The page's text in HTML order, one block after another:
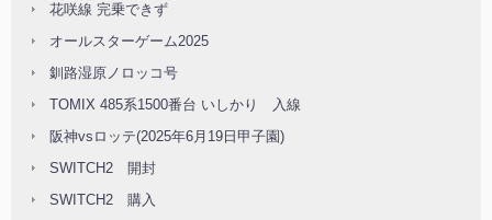
花咲線 完乗できず
オールスターゲーム2025
釧路湿原ノロッコ号
TOMIX 485系1500番台 いしかり 入線
阪神vsロッテ(2025年6月19日甲子園)
SWITCH2 開封
SWITCH2 購入